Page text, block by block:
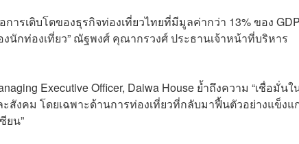
ารเติบโตของธุรกิจท่องเที่ยวไทยที่มีมูลค่ากว่า 13% ของ GDP
นักท่องเที่ยว” ณัฐพงศ์ คุณากรวงศ์ ประธานเจ้าหน้าที่บริหาร
Executive Officer, Daiwa House ย้ำถึงความ “เชื่อมั่นใ
สังคม โดยเฉพาะด้านการท่องเที่ยวที่กลับมาฟื้นตัวอย่างแข็งแ
ยน”